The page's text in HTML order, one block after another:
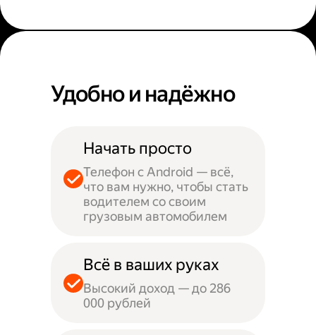
Удобно и надёжно
Начать просто
Телефон с Android — всё,
что вам нужно, чтобы стать
водителем со своим
грузовым автомобилем
Всё в ваших руках
Высокий доход — до 286
000 рублей